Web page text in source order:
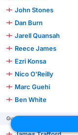
John Stones
Dan Burn
Jarell Quansah
Reece James
Ezri Konsa
Nico O'Reilly
Marc Guehi
Ben White
Guarda-redes